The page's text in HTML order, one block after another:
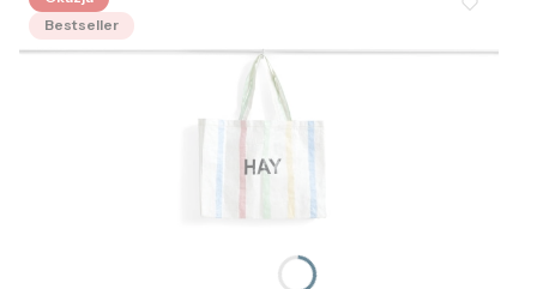
Bestseller